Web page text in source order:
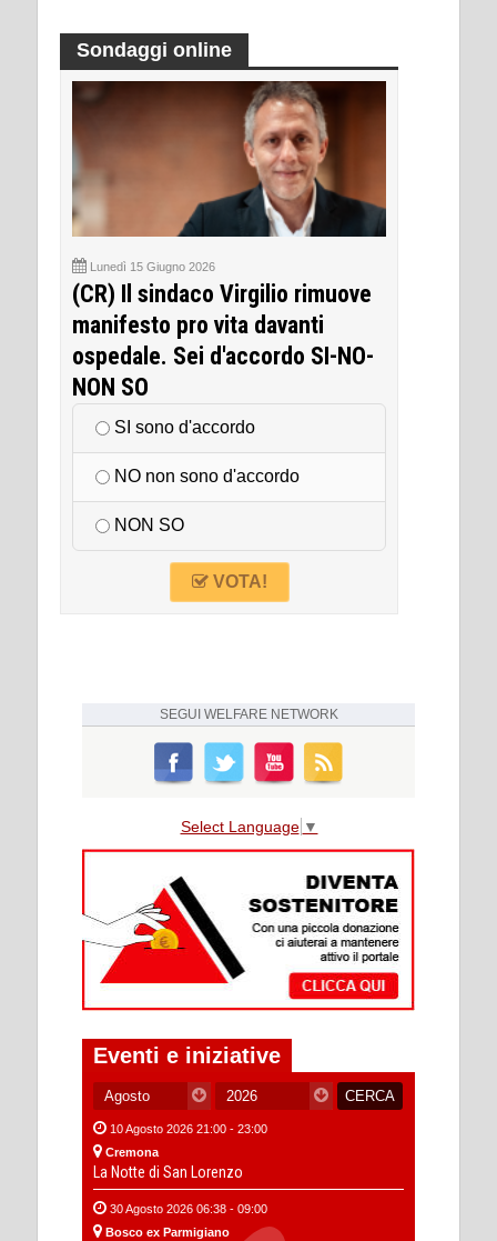
Sondaggi online
Lunedì 15 Giugno 2026
(CR) Il sindaco Virgilio rimuove
manifesto pro vita davanti
ospedale. Sei d'accordo SI-NO-
NON SO
SI sono d'accordo
NO non sono d'accordo
NON SO
VOTA!
SEGUI WELFARE NETWORK
Select Language ▼
Eventi e iniziative
10 Agosto 2026 21:00 - 23:00
Cremona
La Notte di San Lorenzo
30 Agosto 2026 06:38 - 09:00
Bosco ex Parmigiano